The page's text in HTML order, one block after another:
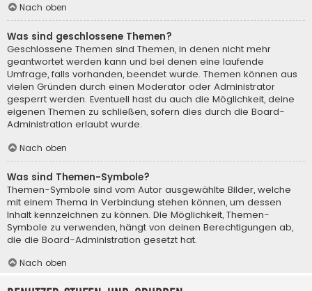
Nach oben
Was sind geschlossene Themen?
Geschlossene Themen sind Themen, in denen nicht mehr
geantwortet werden kann und bei denen eine laufende
Umfrage, falls vorhanden, beendet wurde. Themen können aus
vielen Gründen durch einen Moderator oder Administrator
gesperrt werden. Eventuell hast du auch die Möglichkeit, deine
eigenen Themen zu schließen, sofern dies durch die Board-
Administration erlaubt wurde.
Nach oben
Was sind Themen-Symbole?
Themen-Symbole sind vom Autor ausgewählte Bilder, welche
mit einem Thema in Verbindung stehen können, um dessen
Inhalt kennzeichnen zu können. Die Möglichkeit, Themen-
Symbole zu verwenden, hängt von deinen Berechtigungen ab,
die die Board-Administration gesetzt hat.
Nach oben